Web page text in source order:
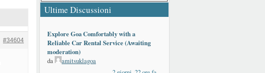
#34604
Ultime Discussioni
Explore Goa Comfortably with a
Reliable Car Rental Service (Awaiting
moderation)
da
amitsuklagoa